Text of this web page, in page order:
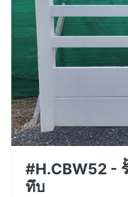
#H.CBW52 -
ทึบ